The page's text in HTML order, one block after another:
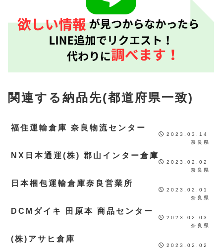
関連する納品先(都道府県一致)
福住運輸倉庫 奈良物流センター
2023.03.14
奈良県
NX日本通運(株) 郡山インター倉庫
2023.02.02
奈良県
日本梱包運輸倉庫奈良営業所
2023.02.01
奈良県
DCMダイキ 田原本 商品センター
2023.02.03
奈良県
(株)アサヒ倉庫
2023.02.02